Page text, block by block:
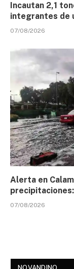
Incautan 2,1
integrantes de
07/08/2026
Alerta en
07/08/2026